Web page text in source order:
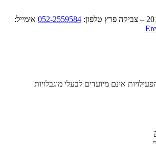
052-2559584 אימייל:
אינם מיועדים לבעלי מוגבלויות